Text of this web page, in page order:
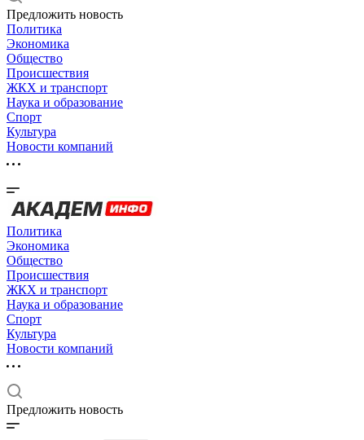
Предложить новость
Политика
Экономика
Общество
Происшествия
ЖКХ и транспорт
Наука и образование
Спорт
Культура
Новости компаний
Политика
Экономика
Общество
Происшествия
ЖКХ и транспорт
Наука и образование
Спорт
Культура
Новости компаний
Предложить новость